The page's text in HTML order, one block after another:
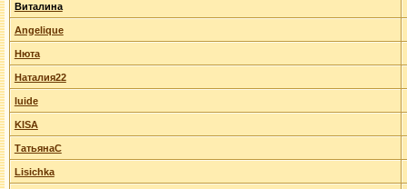
Виталина
Angelique
Нюта
Наталия22
luide
KISA
ТатьянаС
Lisichka